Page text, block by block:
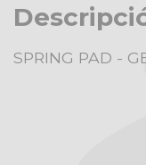
SPRING PAD -